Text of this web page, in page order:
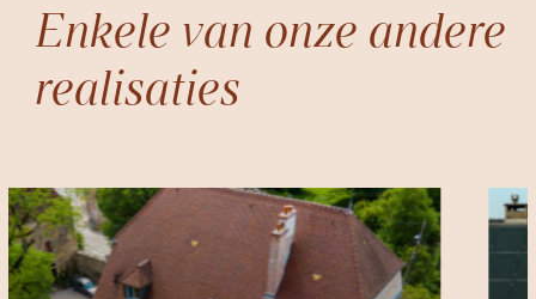
Enkele van onze andere
realisaties